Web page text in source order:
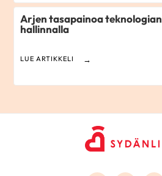
Arjen tasapainoa teknologian
hallinnalla
LUE ARTIKKELI